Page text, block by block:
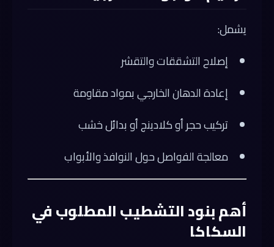
يشمل:
إصلاح التشققات والتقشر
إعادة الدهان الخارجي بمواد مقاومة
تركيب حجر أو كلادينج أو بدائل خشب
معالجة الفواصل حول النوافذ والأبواب
أهم بنود التشطيب المطلوب في
السكاكا